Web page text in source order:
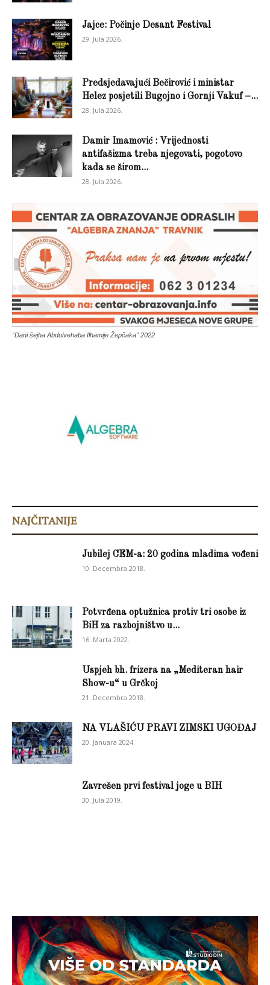
Jajce: Počinje Desant Festival
29. Jula 2026.
Predsjedavajući Bečirović i ministar
Helez posjetili Bugojno i Gornji Vakuf –...
28. Jula 2026.
Damir Imamović : Vrijednosti
antifašizma treba njegovati, pogotovo
kada se širom...
28. Jula 2026.
“Dani šejha Abdulvehaba Ilhamije Žepčaka” 2022
NAJČITANIJE
Jubilej CEM-a: 20 godina mladima vođeni
10. Decembra 2018.
Potvrđena optužnica protiv tri osobe iz
BiH za razbojništvo u...
16. Marta 2022.
Uspjeh bh. frizera na „Mediteran hair
Show-u“ u Grčkoj
21. Decembra 2018.
NA VLAŠIĆU PRAVI ZIMSKI UGOĐAJ
20. Januara 2024.
Zavrešen prvi festival joge u BIH
30. Jula 2019.